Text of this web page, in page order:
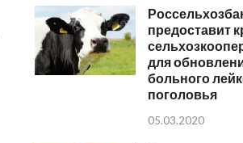
предоставит
для
больного
поголовья
05.03.2020